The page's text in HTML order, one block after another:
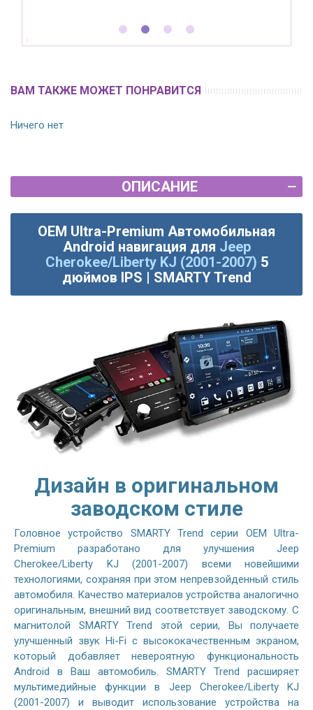
ВАМ ТАКЖЕ МОЖЕТ ПОНРАВИТСЯ
Ничего нет
ОПИСАНИЕ
OEM Ultra-Premium Автомобильная
Android навигация для Jeep
Cherokee/Liberty KJ (2001-2007) 5
дюймов IPS | SMARTY Trend
Дизайн в оригинальном
заводском стиле
Головное устройство SMARTY Trend серии OEM Ultra-
Premium разработано для улучшения Jeep
Cherokee/Liberty KJ (2001-2007) всеми новейшими
технологиями, сохраняя при этом непревзойденный стиль
автомобиля. Качество материалов устройства аналогично
оригинальным, внешний вид соответствует заводскому. С
магнитолой SMARTY Trend этой серии, Вы получаете
улучшенный звук Hi-Fi с высококачественным экраном,
который добавляет невероятную функциональность
Android в Ваш автомобиль. SMARTY Trend расширяет
мультимедийные функции в Jeep Cherokee/Liberty KJ
(2001-2007) и выводит использование устройства на